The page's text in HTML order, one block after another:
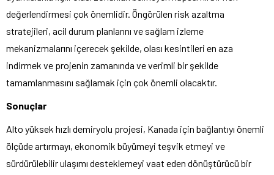
değerlendirmesi çok önemlidir. Öngörülen risk azaltma
stratejileri, acil durum planlarını ve sağlam izleme
mekanizmalarını içerecek şekilde, olası kesintileri en aza
indirmek ve projenin zamanında ve verimli bir şekilde
tamamlanmasını sağlamak için çok önemli olacaktır.
Sonuçlar
Alto yüksek hızlı demiryolu projesi, Kanada için bağlantıyı önemli
ölçüde artırmayı, ekonomik büyümeyi teşvik etmeyi ve
sürdürülebilir ulaşımı desteklemeyi vaat eden dönüştürücü bir